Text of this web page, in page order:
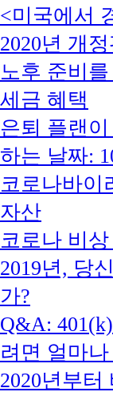
<미국에서
2020년 개
노후 준비
세금 혜택
은퇴 플랜
하는 날짜:
코로나바이
자산
코로나 비상
2019년, 당
가?
Q&A:
려면 얼마
2020년부터